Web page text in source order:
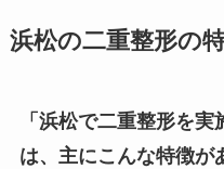
浜松の二重整形の
「浜松で二重整形を
は、主にこんな特徴が